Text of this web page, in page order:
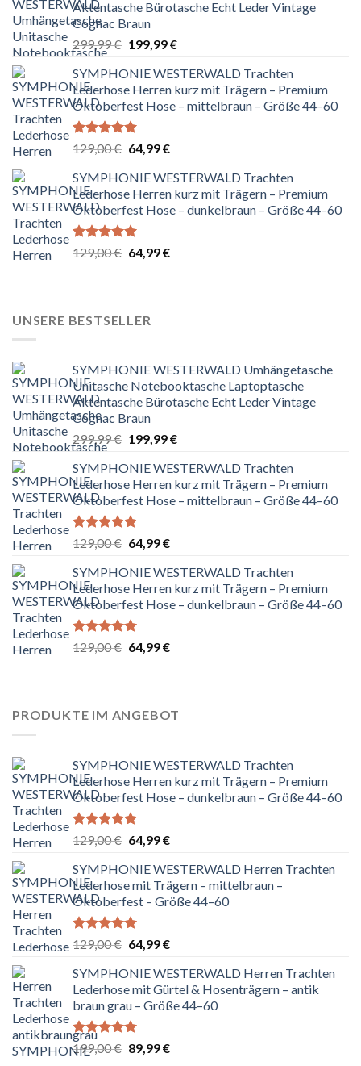
Aktentasche Bürotasche Echt Leder Vintage
Cognac Braun
299,99€ Ursprünglicher
war:
299,99 €
199,99€Aktueller
ist:
199,99 €.
SYMPHONIE WESTERWALD Trachten
Lederhose Herren kurz mit Trägern – Premium
Oktoberfest Hose – mittelbraun – Größe 44–60
Bewertet
5.00
von 5
129,00€ Ursprünglicher
war:
129,00 €
64,99€Aktueller
ist:
64,99 €.
SYMPHONIE WESTERWALD Trachten
Lederhose Herren kurz mit Trägern – Premium
Oktoberfest Hose – dunkelbraun – Größe 44–60
Bewertet
5.00
129,00€ Ursprünglicher
64,99€Aktueller
UNSERE BESTSELLER
SYMPHONIE WESTERWALD Umhängetasche
Unitasche Notebooktasche Laptoptasche
Aktentasche Bürotasche Echt Leder Vintage
Cognac Braun
299,99€ Ursprünglicher
war:
299,99 €
199,99€Aktueller
ist:
199,99 €.
SYMPHONIE WESTERWALD Trachten
Lederhose Herren kurz mit Trägern – Premium
Oktoberfest Hose – mittelbraun – Größe 44–60
Bewertet
5.00
von 5
129,00€ Ursprünglicher
war:
129,00 €
64,99€Aktueller
ist:
64,99 €.
SYMPHONIE WESTERWALD Trachten
Lederhose Herren kurz mit Trägern – Premium
Oktoberfest Hose – dunkelbraun – Größe 44–60
Bewertet
5.00
129,00€ Ursprünglicher
64,99€Aktueller
PRODUKTE IM ANGEBOT
SYMPHONIE WESTERWALD Trachten
Lederhose Herren kurz mit Trägern – Premium
Oktoberfest Hose – dunkelbraun – Größe 44–60
Bewertet
5.00
von 5
129,00€ Ursprünglicher
war:
129,00 €
64,99€Aktueller
ist:
64,99 €.
SYMPHONIE WESTERWALD Herren Trachten
Lederhose mit Trägern – mittelbraun –
Oktoberfest – Größe 44–60
Bewertet
5.00
von 5
129,00€ Ursprünglicher
war:
129,00 €
64,99€Aktueller
ist:
64,99 €.
SYMPHONIE WESTERWALD Herren Trachten
Lederhose mit Gürtel & Hosenträgern – antik
braun grau – Größe 44–60
Bewertet
mit 5.00
199,00€ Ursprünglicher
89,99€Aktueller